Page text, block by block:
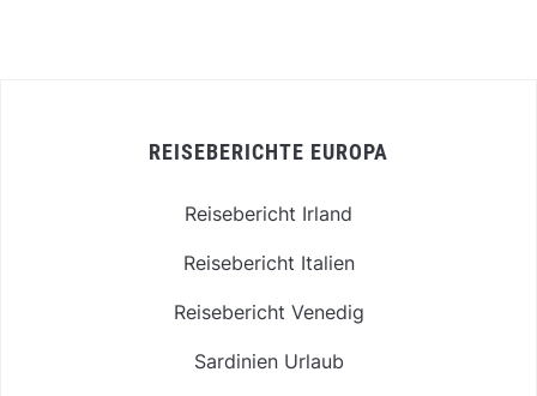
REISEBERICHTE EUROPA
Reisebericht Irland
Reisebericht Italien
Reisebericht Venedig
Sardinien Urlaub